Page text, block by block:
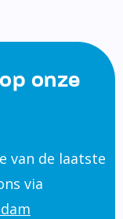
onze
van de laatste
via